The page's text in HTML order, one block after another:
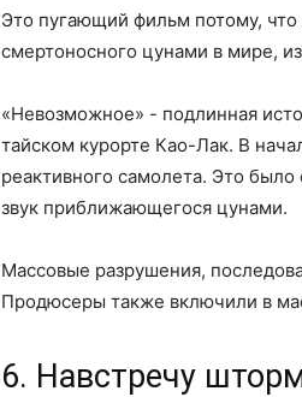
Это пугающий фильм потому,
смертоносного цунами в мире,
«Невозможное» - подлинная
тайском курорте Као-Лак. В
реактивного самолета. Это
звук приближающегося цунами.
Массовые разрушения,
Продюсеры также включили в
6. Навстречу